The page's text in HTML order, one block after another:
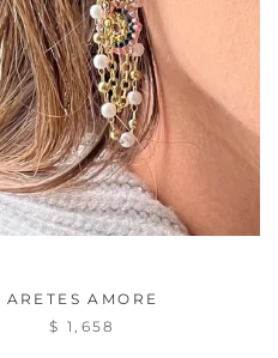
ARETES AMORE
$ 1,658